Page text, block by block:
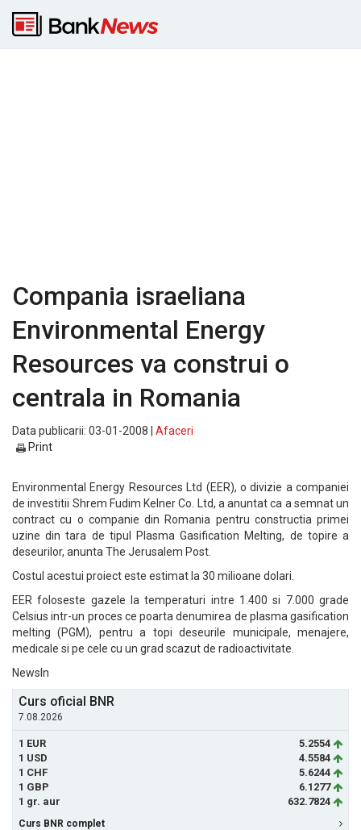
Compania israeliana
Environmental Energy
Resources va construi o
centrala in Romania
Data publicarii: 03-01-2008 | Afaceri
Print
Environmental Energy Resources Ltd (EER), o divizie a companiei
de investitii Shrem Fudim Kelner Co. Ltd, a anuntat ca a semnat un
contract cu o companie din Romania pentru constructia primei
uzine din tara de tipul Plasma Gasification Melting, de topire a
deseurilor, anunta The Jerusalem Post.
Costul acestui proiect este estimat la 30 milioane dolari.
EER foloseste gazele la temperaturi intre 1.400 si 7.000 grade
Celsius intr-un proces ce poarta denumirea de plasma gasification
melting (PGM), pentru a topi deseurile municipale, menajere,
medicale si pe cele cu un grad scazut de radioactivitate.
NewsIn
Curs oficial BNR
7.08.2026
1 EUR
5.2554
1 USD
4.5584
1 CHF
5.6244
1 GBP
6.1277
1 gr. aur
632.7824
Curs BNR complet